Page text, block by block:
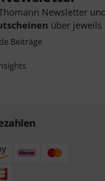
Newsletter
über jeweils
Beiträge